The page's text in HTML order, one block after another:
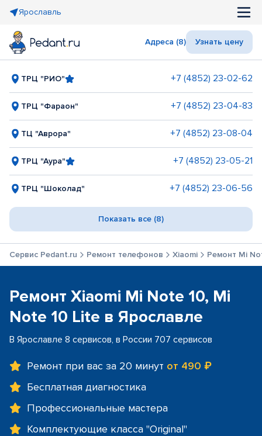
Ярославль
Адреса (8) Узнать цену
ТРЦ "РИО" +7 (4852) 23-02-62
ТРЦ "Фараон" +7 (4852) 23-04-83
ТЦ "Аврора" +7 (4852) 23-08-04
ТРЦ "Аура" +7 (4852) 23-05-21
ТРЦ "Шоколад" +7 (4852) 23-06-56
Показать все (8)
Сервис Pedant.ru Ремонт телефонов Xiaomi Ремонт Mi
Ремонт Xiaomi Mi Note 10, Mi
Note 10 Lite в Ярославле
В Ярославле 8 сервисов, в России 707 сервисов
Ремонт при вас за 20 минут от 490 ₽
Бесплатная диагностика
Профессиональные мастера
Комплектующие класса "Original"